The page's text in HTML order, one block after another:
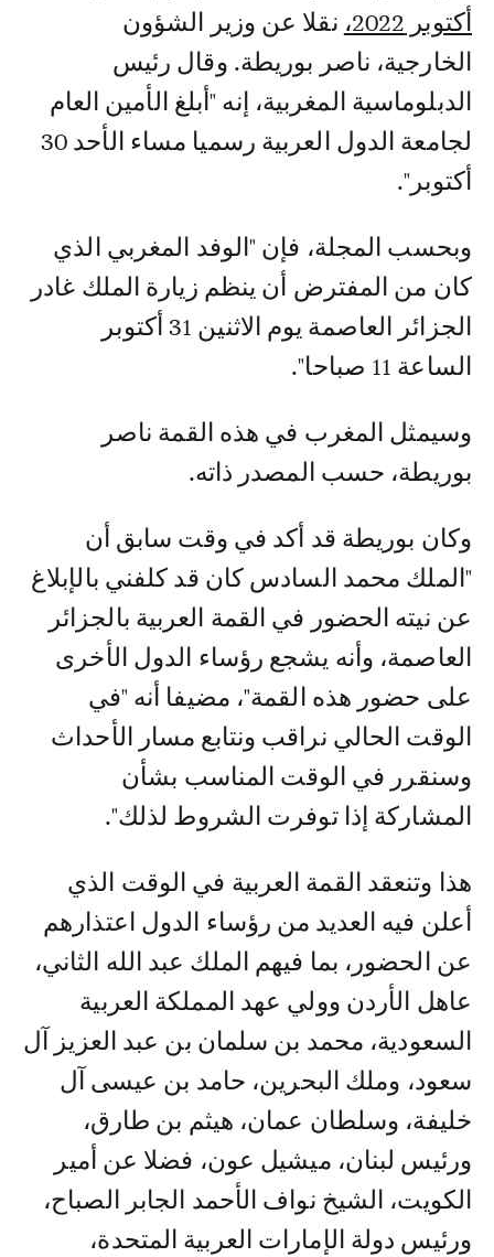
أكتوبر 2022،
نقلا عن وزير الشؤون
الخارجية، ناصر بوريطة. وقال رئيس
الدبلوماسية المغربية، إنه "أبلغ الأمين العام
لجامعة الدول العربية رسميا مساء الأحد 30
أكتوبر".
وبحسب المجلة، فإن "الوفد المغربي الذي
كان من المفترض أن ينظم زيارة الملك غادر
الجزائر العاصمة يوم الاثنين 31 أكتوبر
الساعة 11 صباحا".
وسيمثل المغرب في هذه القمة ناصر
بوريطة، حسب المصدر ذاته.
وكان بوريطة قد أكد في وقت سابق أن
"الملك محمد السادس كان قد كلفني بالإبلاغ
عن نيته الحضور في القمة العربية بالجزائر
العاصمة، وأنه يشجع رؤساء الدول الأخرى
على حضور هذه القمة"، مضيفا أنه "في
الوقت الحالي نراقب ونتابع مسار الأحداث
وسنقرر في الوقت المناسب بشأن
المشاركة إذا توفرت الشروط لذلك".
هذا وتنعقد القمة العربية في الوقت الذي
أعلن فيه العديد من رؤساء الدول اعتذارهم
عن الحضور، بما فيهم الملك عبد الله الثاني،
عاهل الأردن وولي عهد المملكة العربية
السعودية، محمد بن سلمان بن عبد العزيز آل
سعود، وملك البحرين، حامد بن عيسى آل
خليفة، وسلطان عمان، هيثم بن طارق،
ورئيس لبنان، ميشيل عون، فضلا عن أمير
الكويت، الشيخ نواف الأحمد الجابر الصباح،
ورئيس دولة الإمارات العربية المتحدة،